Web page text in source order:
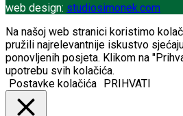
web design: studiosimonek.com
Na našoj web stranici koristimo
pružili najrelevantnije iskustvo
ponovljenih posjeta. Klikom na
upotrebu svih kolačića.
Postavke kolačića PRIHVATI